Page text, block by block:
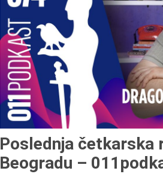
Poslednja četkarska
Beogradu –